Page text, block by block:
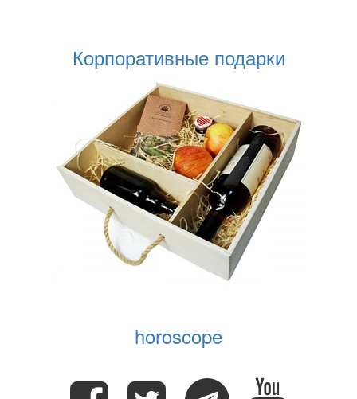
Корпоративные подарки
horoscope